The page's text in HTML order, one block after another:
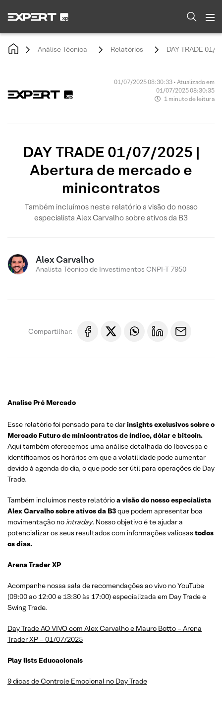
Análise Técnica Relatórios DAY TRADE 01/
01/07/2025 08:30:33 • Atualizado em
01/07/2025 08:30:35
1 minuto de leitura
DAY TRADE 01/07/2025 |
Abertura de mercado e
minicontratos
Também incluímos neste relatório a visão do nosso
especialista Alex Carvalho sobre ativos da B3
Alex Carvalho
Analista Técnico de Investimentos CNPI-T 7950
Compartilhar:
Analise Pré Mercado
Esse relatório foi pensado para te darinsights exclusivos sobre o
Mercado Futuro de minicontratos de índice, dólar e bitcoin.
Aqui também oferecemos uma análise detalhada do Ibovespa e
identificamos os horários em que a volatilidade pode aumentar
devido à agenda do dia, o que pode ser útil para operações de Day
Trade.
Também incluímos neste relatórioa visão do nosso especialista
Alex Carvalho sobre ativos da B3que podem apresentar boa
movimentação no intraday. Nosso objetivo é te ajudar a
potencializar os seus resultados com informações valiosas todos
os dias.
Arena Trader XP
Acompanhe nossa sala de recomendações ao vivo no YouTube
(09:00 ao 12:00 e 13:30 às 17:00) especializada em Day Trade e
Swing Trade.
Day Trade AO VIVO com Alex Carvalho e Mauro Botto – Arena
Trader XP – 01/07/2025
Play lists Educacionais
9 dicas de Controle Emocional no Day Trade